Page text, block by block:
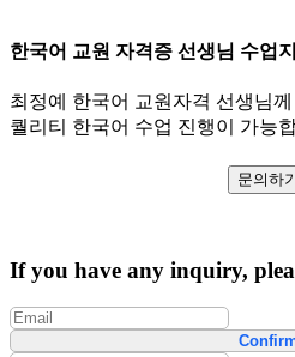
한국어 교원 자격증 선생님 수업
최정예 한국어 교원자격 선생님
퀄리티 한국어 수업 진행이 가능
문의하
If you have any inquiry,